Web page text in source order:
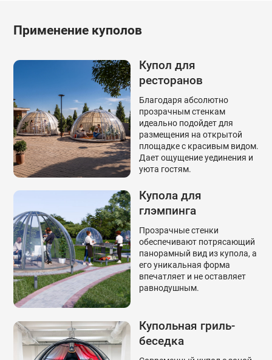
Применение куполов
Купол для
ресторанов
Благодаря абсолютно
прозрачным стенкам
идеально подойдет для
размещения на открытой
площадке с красивым видом.
Дает ощущение уединения и
уюта гостям.
Купола для
глэмпинга
Прозрачные стенки
обеспечивают потрясающий
панорамный вид из купола, а
его уникальная форма
впечатляет и не оставляет
равнодушным.
Купольная гриль-
беседка